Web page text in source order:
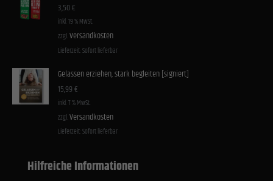
3,50€
inkl. 19 % MwSt.
zzgl. Versandkosten
Lieferzeit: Sofort lieferbar
Gelassen erziehen, stark begleiten [signiert]
15,99€
inkl. 7 % MwSt.
zzgl. Versandkosten
Lieferzeit: Sofort lieferbar
Hilfreiche Informationen